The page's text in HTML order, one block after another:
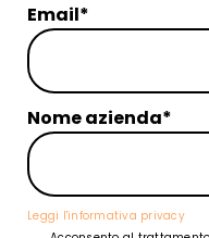
Email*
Nome azienda*
Leggi l'informativa privacy